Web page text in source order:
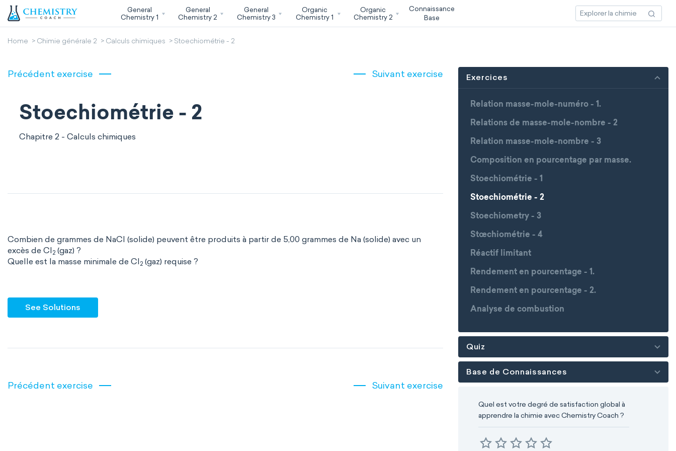
General
Chemistry 1
General
Chemistry 2
General
Chemistry 3
Organic
Chemistry 1
Organic
Chemistry 2
Connaissance
Base
Home Chimie générale 2 Calculs chimiques Stoechiométrie - 2
Précédent exercise Suivant exercise
Stoechiométrie - 2
Chapitre 2 - Calculs chimiques
Combien de grammes de NaCl (solide) peuvent être produits à partir de 5,00 grammes de Na (solide) avec un
excès de Cl2 (gaz) ?
Quelle est la masse minimale de Cl2 (gaz) requise ?
See Solutions
Précédent exercise Suivant exercise
Exercices
Relation masse-mole-numéro - 1.
Relations de masse-mole-nombre - 2
Relation masse-mole-nombre - 3
Composition en pourcentage par masse.
Stoechiométrie - 1
Stoechiométrie - 2
Stoechiometry - 3
Stœchiométrie - 4
Réactif limitant
Rendement en pourcentage - 1.
Rendement en pourcentage - 2.
Analyse de combustion
Quiz
Base de Connaissances
Quel est votre degré de satisfaction global à
apprendre la chimie avec Chemistry Coach ?